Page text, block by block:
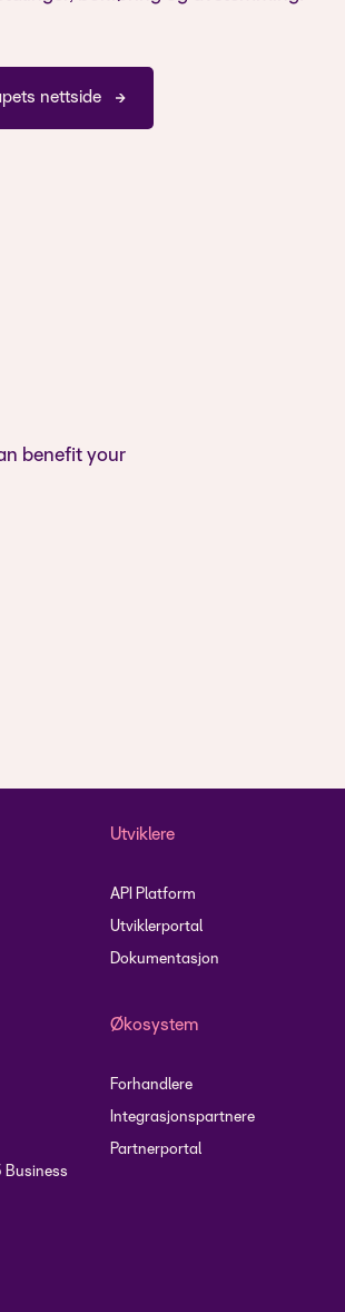
nettside
benefit your
Business
Utviklere
API Platform
Utviklerportal
Dokumentasjon
Økosystem
Forhandlere
Integrasjonspartnere
Partnerportal